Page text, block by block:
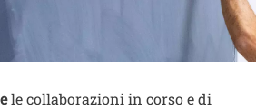
le collaborazioni in corso e di